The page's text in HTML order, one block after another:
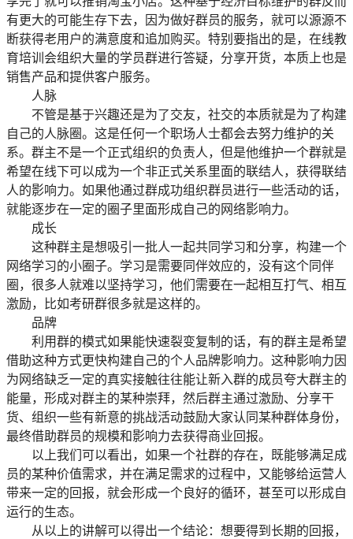
有更大的可能生存下去，因为做好群员的服务，就可以源源不
断获得老用户的满意度和追加购买。特别要指出的是，在线教
育培训会组织大量的学员群进行答疑，分享开货，本质上也是
销售产品和提供客户服务。
人脉
不管是基于兴趣还是为了交友，社交的本质就是为了构建
自己的人脉圈。这是任何一个职场人士都会去努力维护的关
系。群主不是一个正式组织的负责人，但是他维护一个群就是
希望在线下可以成为一个非正式关系里面的联结人，获得联结
人的影响力。如果他通过群成功组织群员进行一些活动的话，
就能逐步在一定的圈子里面形成自己的网络影响力。
成长
这种群主是想吸引一批人一起共同学习和分享，构建一个
网络学习的小圈子。学习是需要同伴效应的，没有这个同伴
圈，很多人就难以坚持学习，他们需要在一起相互打气、相互
激励，比如考研群很多就是这样的。
品牌
利用群的模式如果能快速裂变复制的话，有的群主是希望
借助这种方式更快构建自己的个人品牌影响力。这种影响力因
为网络缺乏一定的真实接触往往能让新入群的成员夸大群主的
能量，形成对群主的某种崇拜，然后群主通过激励、分享干
货、组织一些有新意的挑战活动鼓励大家认同某种群体身份，
最终借助群员的规模和影响力去获得商业回报。
以上我们可以看出，如果一个社群的存在，既能够满足成
员的某种价值需求，并在满足需求的过程中，又能够给运营人
带来一定的回报，就会形成一个良好的循环，甚至可以形成自
运行的生态。
从以上的讲解可以得出一个结论：想要得到长期的回报，